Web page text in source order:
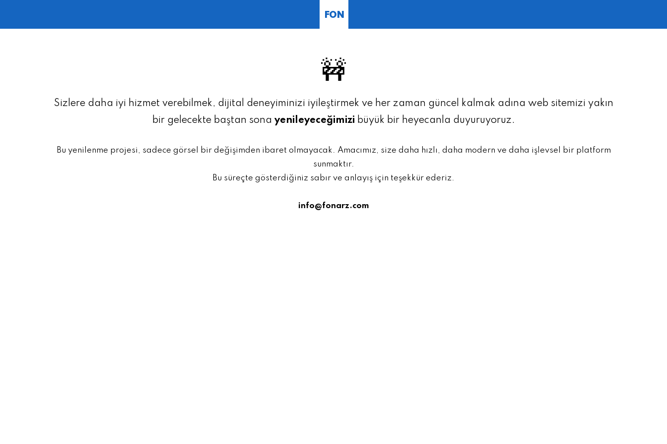
FON
🚧
Sizlere daha iyi hizmet verebilmek, dijital deneyiminizi iyileştirmek ve her zaman güncel kalmak adına web sitemizi yakın
bir gelecekte baştan sona yenileyeceğimizi büyük bir heyecanla duyuruyoruz.
Bu yenilenme projesi, sadece görsel bir değişimden ibaret olmayacak. Amacımız, size daha hızlı, daha modern ve daha işlevsel bir platform
sunmaktır.
Bu süreçte gösterdiğiniz sabır ve anlayış için teşekkür ederiz.
info@fonarz.com